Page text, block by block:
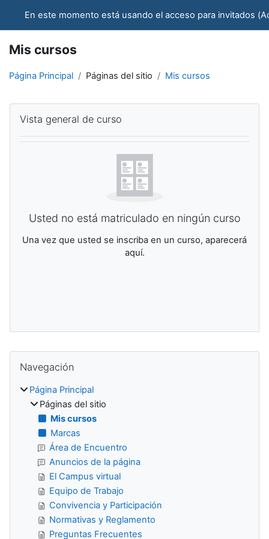
Campus Virtual - CCJ - STJ
En este momento está usando el acceso para invitados (
Mis cursos
Página Principal Páginas del sitio Mis cursos
Bloques de contenido principales
Vista general de curso
Usted no está matriculado en ningún curso
Una vez que usted se inscriba en un curso, aparecerá
aquí.
Navegación
Página Principal
Páginas del sitio
Mis cursos
Marcas
Área de Encuentro
Anuncios de la página
El Campus virtual
Equipo de Trabajo
Convivencia y Participación
Normativas y Reglamento
Preguntas Frecuentes